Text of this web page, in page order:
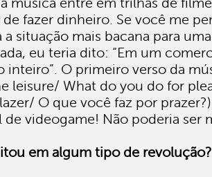
fazer dinheiro. Se você me
a situação mais bacana para
eu teria dito: “Em um
inteiro”. O primeiro verso da
leisure/ What do you do for
O que você faz por
videogame! Não poderia ser
em algum tipo de